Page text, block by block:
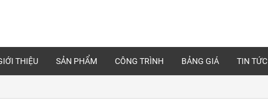
THIỆU SẢN PHẨM CÔNG TRÌNH BẢNG GIÁ TIN TỨC